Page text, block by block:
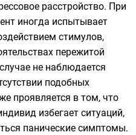
расстройство. При
иногда испытывает
стимулов,
пережитой
не наблюдается
подобных
проявляется в том, что
избегает ситуаций,
панические симптомы.